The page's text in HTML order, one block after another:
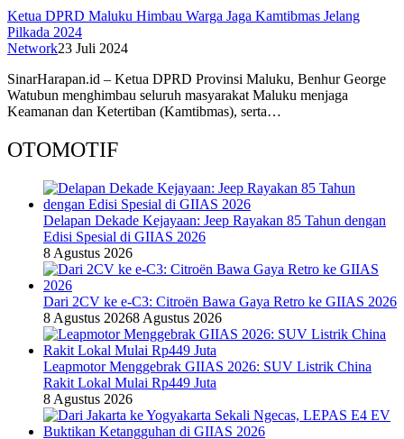
Ketua DPRD Maluku Himbau Warga Jaga Kamtibmas Jelang
Pilkada 2024
Network23 Juli 2024
SinarHarapan.id – Ketua DPRD Provinsi Maluku, Benhur George
Watubun menghimbau seluruh masyarakat Maluku menjaga
Keamanan dan Ketertiban (Kamtibmas), serta…
OTOMOTIF
Delapan Dekade Kejayaan: Jeep Rayakan 85 Tahun dengan
Edisi Spesial di GIIAS 2026
8 Agustus 2026
Dari 2CV ke e-C3: Citroën Bawa Gaya Retro ke GIIAS 2026
8 Agustus 20268 Agustus 2026
Leapmotor Menggebrak GIIAS 2026: SUV Listrik China
Rakit Lokal Mulai Rp449 Juta
8 Agustus 2026